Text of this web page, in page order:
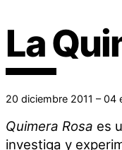
La
20 diciembre 2011 – 04
Quimera Rosa es
investiga y